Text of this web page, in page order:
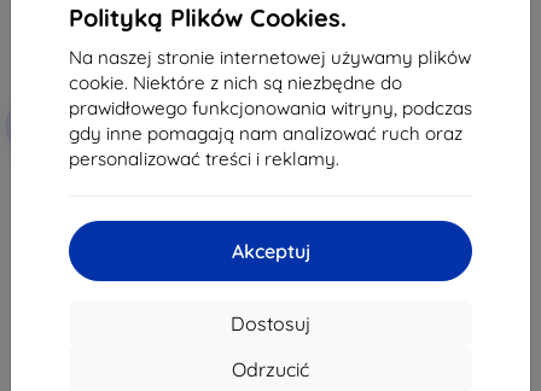
Polityką Plików Cookies.
Na naszej stronie internetowej używamy plików
cookie. Niektóre z nich są niezbędne do
prawidłowego funkcjonowania witryny, podczas
gdy inne pomagają nam analizować ruch oraz
personalizować treści i reklamy.
Akceptuj
Dostosuj
Odrzucić
Zniżka z
kuponem
EXTRA10
Kabel 2w1 Tactical USB do
59,90 zł